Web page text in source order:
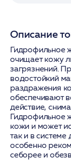
Описание
Гидрофильное
очищает кожу
загрязнений.
водостойкий
раздражения
обеспечивают
действие,
Гидрофильное
кожи и может
так и в
особенно
себорее и